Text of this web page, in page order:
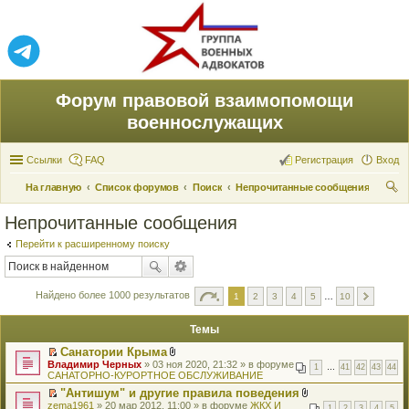
Форум правовой взаимопомощи
военнослужащих
Ссылки FAQ Вход
Регистрация
На главную Список форумов Поиск
Непрочитанные сообщения
Непрочитанные сообщения
Перейти к расширенному поиску
Найдено более 1000 результатов 1 2 3 4 5 10
Темы
П
е
р
е
й
Санатории Крыма
В
л
о
ж
е
1 41 42 43 44
Владимир Черных » 03 ноя 2020, 21:32 » в форуме
САНАТОРНО-КУРОРТНОЕ ОБСЛУЖИВАНИЕ
П
"Антишум" и другие правила поведения
В
zema1961 » 20 мар 2012, 11:00 » в форуме ЖКХ И